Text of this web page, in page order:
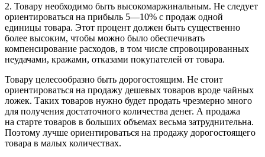
2. Товару необходимо быть высокомаржинальным. Не следует
ориентироваться на прибыль 5—10% с продаж одной
единицы товара. Этот процент должен быть существенно
более высоким, чтобы можно было обеспечивать
компенсирование расходов, в том числе спровоцированных
неудачами, кражами, отказами покупателей от товара.
Товару целесообразно быть дорогостоящим. Не стоит
ориентироваться на продажу дешевых товаров вроде чайных
ложек. Таких товаров нужно будет продать чрезмерно много
для получения достаточного количества денег. А продажа
на старте товаров в больших объемах весьма затруднительна.
Поэтому лучше ориентироваться на продажу дорогостоящего
товара в малых количествах.